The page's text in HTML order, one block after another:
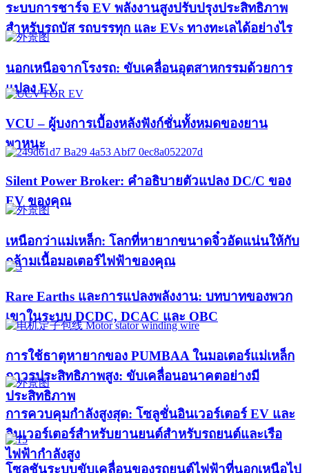
ระบบการชาร์จ EV พลังงานสูงปรับปรุงประสิทธิภาพ
สำหรับรถบัส รถบรรทุก และ EVs ทางทะเลได้อย่างไร
นอกเหนือจากโรงรถ: ขับเคลื่อนอุตสาหกรรมด้วยการ
แปลง EV
VCU – ผู้บงการเบื้องหลังฟังก์ชั่นทั้งหมดของยาน
พาหนะ
Silent Power Broker: คำอธิบายตัวแปลง DC/C ของ
EV ของคุณ
เหนือกว่าแม่เหล็ก: โลกที่หายากขนาดจิ๋วอัดแน่นให้กับ
กล้ามเนื้อมอเตอร์ไฟฟ้าของคุณ
Rare Earths และการแปลงพลังงาน: บทบาทของพวก
เขาในระบบ DCDC, DCAC และ OBC
การใช้ธาตุหายากของ PUMBAA ในมอเตอร์แม่เหล็ก
ถาวรประสิทธิภาพสูง: ขับเคลื่อนอนาคตอย่างมี
ประสิทธิภาพ
การควบคุมกำลังสูงสุด: โซลูชั่นอินเวอร์เตอร์ EV และ
อินเวอร์เตอร์สำหรับยานยนต์สำหรับรถยนต์และเรือ
ไฟฟ้ากำลังสูง​
โซลูชันระบบขับเคลื่อนของรถยนต์ไฟฟ้าที่นอกเหนือไป